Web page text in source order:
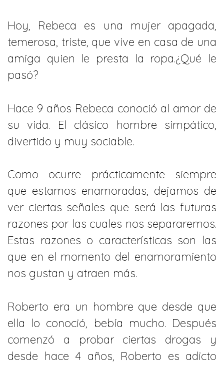
Hoy, Rebeca es una mujer apagada,
temerosa, triste, que vive en casa de una
amiga quien le presta la ropa.¿Qué le
pasó?
Hace 9 años Rebeca conoció al amor de
su vida. El clásico hombre simpático,
divertido y muy sociable.
Como ocurre prácticamente siempre
que estamos enamoradas, dejamos de
ver ciertas señales que será las futuras
razones por las cuales nos separaremos.
Estas razones o características son las
que en el momento del enamoramiento
nos gustan y atraen más.
Roberto era un hombre que desde que
ella lo conoció, bebía mucho. Después
comenzó a probar ciertas drogas y
desde hace 4 años, Roberto es adicto